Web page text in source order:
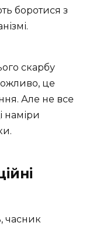
боротися з
скарбу
це
Але не все
наміри
часник